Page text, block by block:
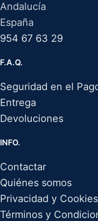
Andalucía
España
954 67 63 29
F.A.Q.
Seguridad en el
Entrega
Devoluciones
INFO.
Contactar
Quiénes somos
Privacidad y Cookies
Términos y